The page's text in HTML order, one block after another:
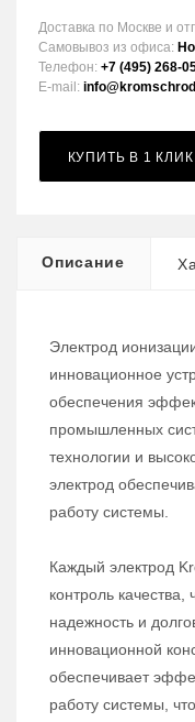
Доставка по Москве и
Самовывоз из офиса:
Телефон: +7 (495) 268-
E-mail:
КУПИТЬ В 1 КЛИК
Описание
Электрод
инновационное
обеспечения
промышленных
технологии и
электрод
работу системы.
Каждый электрод
контроль качества,
надежность и
инновационной
обеспечивает
работу системы,